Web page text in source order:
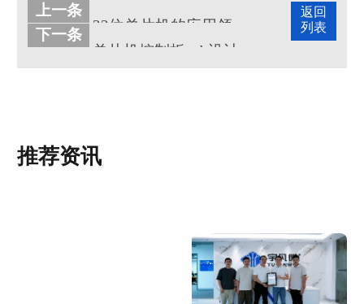
返回
列表
上一条
下一条
推荐资讯